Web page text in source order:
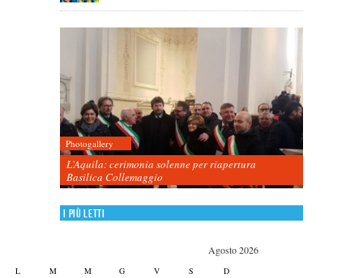
Photogallery
L’Aquila: cerimonia solenne per riapertura
Basilica Collemaggio
I più letti
Agosto 2026
L M M G V S D